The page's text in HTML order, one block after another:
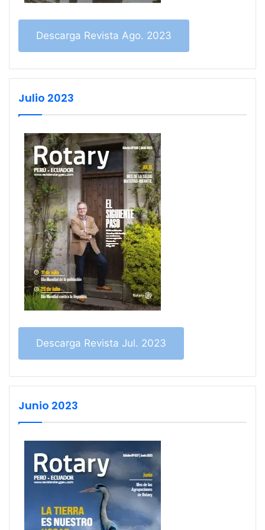
Descarga Revista Ago. 2023
Julio 2023
Descarga Revista Jul. 2023
Junio 2023